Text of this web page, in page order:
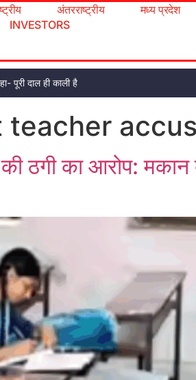
अंतरराष्ट्रीय मध्य प्रदेश
INVESTORS
पूरी दाल ही काली है
teacher
ठगी का आरोप: